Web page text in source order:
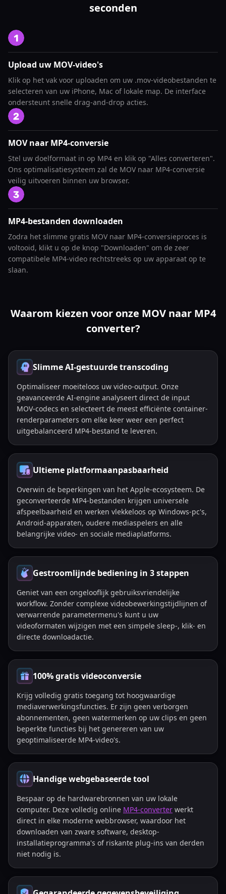
seconden
Upload uw MOV-video's
Klik op het vak voor uploaden om uw .mov-videobestanden te
selecteren van uw iPhone, Mac of lokale map. De interface
ondersteunt snelle drag-and-drop acties.
MOV naar MP4-conversie
Stel uw doelformaat in op MP4 en klik op "Alles converteren".
Ons optimalisatiesysteem zal de MOV naar MP4-conversie
veilig uitvoeren binnen uw browser.
MP4-bestanden downloaden
Zodra het slimme gratis MOV naar MP4-conversieproces is
voltooid, klikt u op de knop "Downloaden" om de zeer
compatibele MP4-video rechtstreeks op uw apparaat op te
slaan.
Waarom kiezen voor onze MOV naar MP4
converter?
Slimme AI-gestuurde transcoding
Optimaliseer moeiteloos uw video-output. Onze
geavanceerde AI-engine analyseert direct de input
MOV-codecs en selecteert de meest efficiënte container-
renderparameters om elke keer weer een perfect
uitgebalanceerd MP4-bestand te leveren.
Ultieme platformaanpasbaarheid
Overwin de beperkingen van het Apple-ecosysteem. De
geconverteerde MP4-bestanden krijgen universele
afspeelbaarheid en werken vlekkeloos op Windows-pc's,
Android-apparaten, oudere mediaspelers en alle
belangrijke video- en sociale mediaplatforms.
Gestroomlijnde bediening in 3 stappen
Geniet van een ongelooflijk gebruiksvriendelijke
workflow. Zonder complexe videobewerkingstijdlijnen of
verwarrende parametermenu's kunt u uw
videoformaten wijzigen met een simpele sleep-, klik- en
directe downloadactie.
100% gratis videoconversie
Krijg volledig gratis toegang tot hoogwaardige
mediaverwerkingsfuncties. Er zijn geen verborgen
abonnementen, geen watermerken op uw clips en geen
beperkte functies bij het genereren van uw
geoptimaliseerde MP4-video's.
Handige webgebaseerde tool
Bespaar op de hardwarebronnen van uw lokale
computer. Deze volledig online MP4-converter werkt
direct in elke moderne webbrowser, waardoor het
downloaden van zware software, desktop-
installatieprogramma's of riskante plug-ins van derden
niet nodig is.